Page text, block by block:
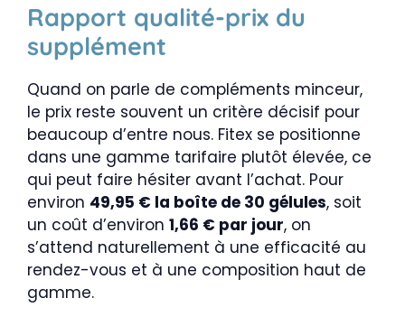
Rapport qualité-prix du
supplément
Quand on parle de compléments minceur,
le prix reste souvent un critère décisif pour
beaucoup d’entre nous. Fitex se positionne
dans une gamme tarifaire plutôt élevée, ce
qui peut faire hésiter avant l’achat. Pour
environ 49,95 € la boîte de 30 gélules, soit
un coût d’environ 1,66 € par jour, on
s’attend naturellement à une efficacité au
rendez-vous et à une composition haut de
gamme.